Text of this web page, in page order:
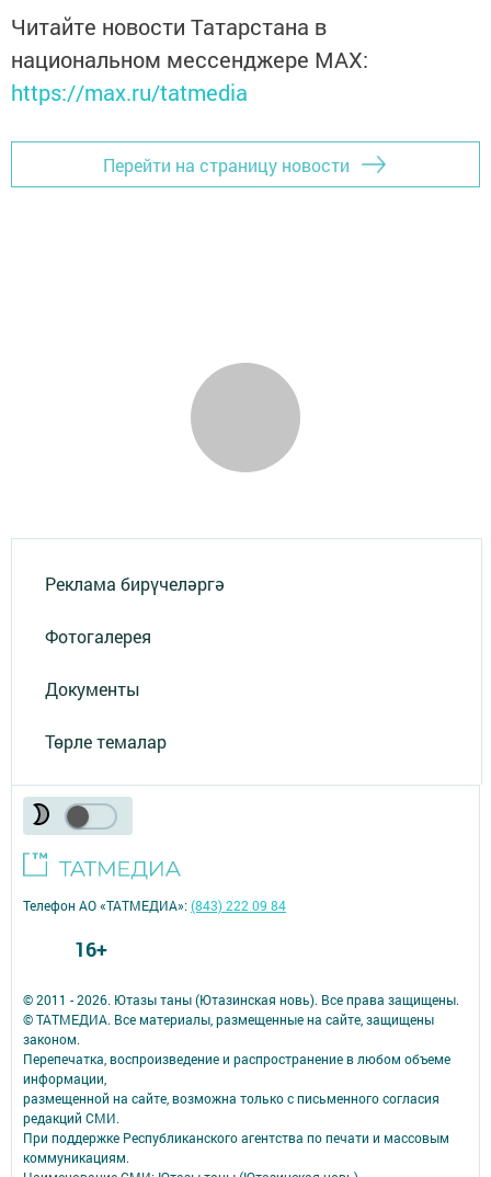
Читайте новости Татарстана в
национальном мессенджере MАХ:
https://max.ru/tatmedia
Перейти на страницу новости
Реклама бирүчеләргә
Фотогалерея
Документы
Төрле темалар
© 2011 - 2026. Ютазы таны (Ютазинская новь). Все права защищены.
© ТАТМЕДИА. Все материалы, размещенные на сайте, защищены
законом.
Перепечатка, воспроизведение и распространение в любом объеме
информации,
размещенной на сайте, возможна только с письменного согласия
редакций СМИ.
При поддержке Республиканского агентства по печати и массовым
коммуникациям.
Телефон АО «ТАТМЕДИА»:(843) 222 09 84
16+